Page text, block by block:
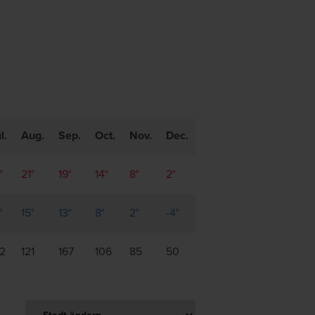
Aug. Sep. Oct. Nov. Dec.
21° 19° 14° 8° 2°
15° 13° 8° 2° -4°
121 167 106 85 50